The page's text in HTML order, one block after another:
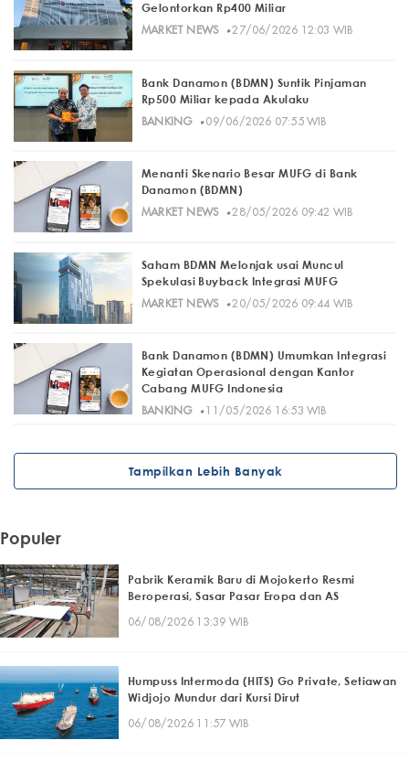
Gelontorkan Rp400 Miliar
MARKET NEWS· 27/06/2026 12:03 WIB
Bank Danamon (BDMN) Suntik Pinjaman
Rp500 Miliar kepada Akulaku
BANKING· 09/06/2026 07:55 WIB
Menanti Skenario Besar MUFG di Bank
Danamon (BDMN)
MARKET NEWS· 28/05/2026 09:42 WIB
Saham BDMN Melonjak usai Muncul
Spekulasi Buyback Integrasi MUFG
MARKET NEWS· 20/05/2026 09:44 WIB
Bank Danamon (BDMN) Umumkan Integrasi
Kegiatan Operasional dengan Kantor
Cabang MUFG Indonesia
BANKING· 11/05/2026 16:53 WIB
Tampilkan Lebih Banyak
Populer
Pabrik Keramik Baru di Mojokerto Resmi
Beroperasi, Sasar Pasar Eropa dan AS
06/08/2026 13:39 WIB
Humpuss Intermoda (HITS) Go Private, Setiawan
Widjojo Mundur dari Kursi Dirut
06/08/2026 11:57 WIB